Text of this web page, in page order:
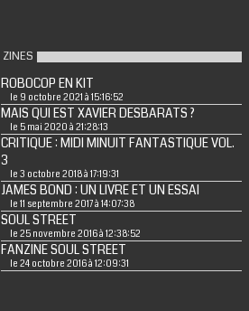
ZINES
ROBOCOP EN KIT
le 9 octobre 2021 à 15:16:52
MAIS QUI EST XAVIER DESBARATS ?
le 5 mai 2020 à 21:28:13
CRITIQUE : MIDI MINUIT FANTASTIQUE VOL.
3
le 3 octobre 2018 à 17:19:31
JAMES BOND : UN LIVRE ET UN ESSAI
le 11 septembre 2017 à 14:07:38
SOUL STREET
le 25 novembre 2016 à 12:38:52
FANZINE SOUL STREET
le 24 octobre 2016 à 12:09:31